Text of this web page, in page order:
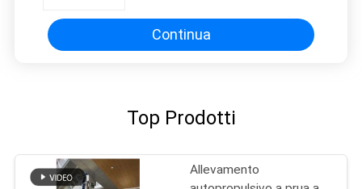
Continua
Top Prodotti
Allevamento